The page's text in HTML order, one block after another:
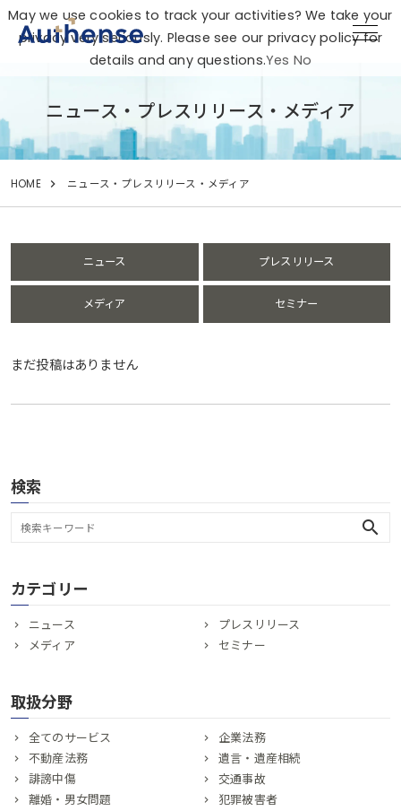
ニュース・プレスリリース・メディア
HOME ニュース・プレスリリース・メディア
ニュース プレスリリース
メディア セミナー
まだ投稿はありません
検索
search
カテゴリー
ニュース
プレスリリース
メディア
セミナー
取扱分野
全てのサービス
企業法務
不動産法務
遺言・遺産相続
誹謗中傷
交通事故
離婚・男女問題
犯罪被害者
May we use cookies to track your activities? We take your
privacy very seriously. Please see our privacy policy for
details and any questions.Yes No